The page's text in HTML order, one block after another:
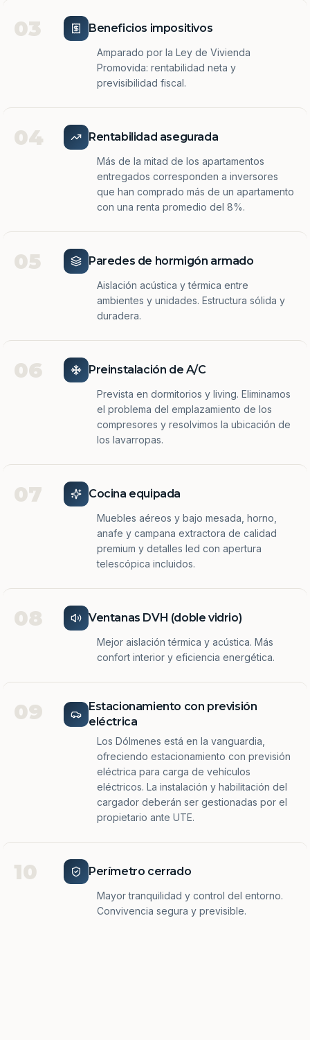
03 Beneficios impositivos
Amparado por la Ley de Vivienda
Promovida: rentabilidad neta y
previsibilidad fiscal.
04 Rentabilidad asegurada
Más de la mitad de los apartamentos
entregados corresponden a inversores
que han comprado más de un apartamento
con una renta promedio del 8%.
05 Paredes de hormigón armado
Aislación acústica y térmica entre
ambientes y unidades. Estructura sólida y
duradera.
06 Preinstalación de A/C
Prevista en dormitorios y living. Eliminamos
el problema del emplazamiento de los
compresores y resolvimos la ubicación de
los lavarropas.
07 Cocina equipada
Muebles aéreos y bajo mesada, horno,
anafe y campana extractora de calidad
premium y detalles led con apertura
telescópica incluidos.
08 Ventanas DVH (doble vidrio)
Mejor aislación térmica y acústica. Más
confort interior y eficiencia energética.
09
Estacionamiento con previsión
eléctrica
Los Dólmenes está en la vanguardia,
ofreciendo estacionamiento con previsión
eléctrica para carga de vehículos
eléctricos. La instalación y habilitación del
cargador deberán ser gestionadas por el
propietario ante UTE.
10 Perímetro cerrado
Mayor tranquilidad y control del entorno.
Convivencia segura y previsible.